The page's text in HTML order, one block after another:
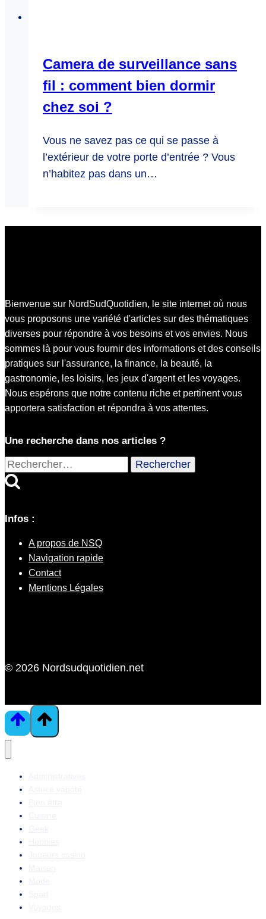
Camera de surveillance sans
fil : comment bien dormir
chez soi ?
Vous ne savez pas ce qui se passe à
l’extérieur de votre porte d’entrée ? Vous
n’habitez pas dans un…
Bienvenue sur NordSudQuotidien, le site internet où nous
vous proposons une variété d'articles sur des thématiques
diverses pour répondre à vos besoins et vos envies. Nous
sommes là pour vous fournir des informations et des conseils
pratiques sur l'assurance, la finance, la beauté, la
gastronomie, les loisirs, les jeux d'argent et les voyages.
Nous espérons que notre contenu riche et pertinent vous
apportera satisfaction et répondra à vos attentes.
Une recherche dans nos articles ?
Rechercher :
Infos :
A propos de NSQ
Navigation rapide
Contact
Mentions Légales
© 2026 Nordsudquotidien.net